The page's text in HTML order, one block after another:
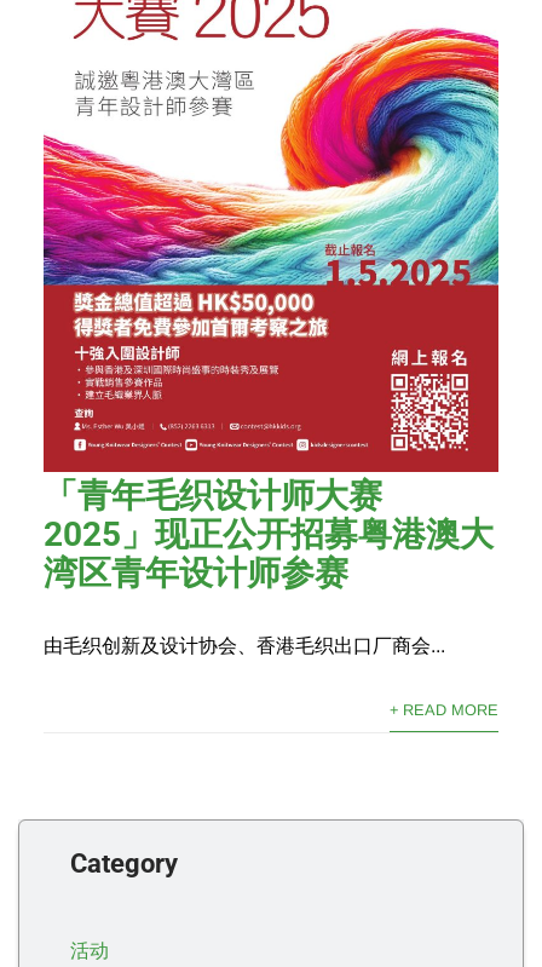
「青年毛织设计师大赛
2025」现正公开招募粤港澳大
湾区青年设计师参赛
由毛织创新及设计协会、香港毛织出口厂商会...
+ READ MORE
Category
活动